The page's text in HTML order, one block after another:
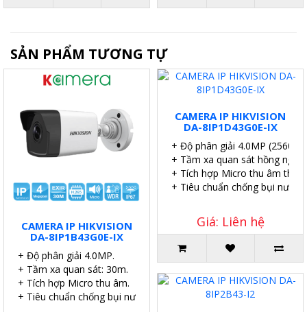
SẢN PHẨM TƯƠNG TỰ
CAMERA IP HIKVISION
DA-8IP1B43G0E-IX
+ Độ phân giải 4.0MP.
+ Tầm xa quan sát: 30m.
+ Tích hợp Micro thu âm.
+ Tiêu chuẩn chống bụi nước IP67.
CAMERA IP HIKVISION
DA-8IP1D43G0E-IX
+ Độ phân giải 4.0MP
+ Tầm xa quan sát hồng
+ Tích hợp Micro thu âm
+ Tiêu chuẩn chống bụi nước
Giá: Liên hệ